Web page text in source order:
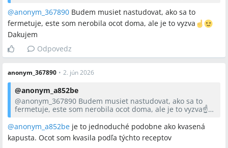
@anonym_367890 Budem musiet nastudovat, ako sa to
fermetuje, este som nerobila ocot doma, ale je to vyzva
Dakujem
Odpovedz
anonym_367890 • 2. jún 2026
@anonym_a852be
@anonym_367890 Budem musiet nastudovat, ako sa to
fermetuje, este som nerobila ocot doma, ale je to vyzva☝️🙂
@anonym_a852be je to jednoduché podobne ako kvasená
kapusta. Ocot som kvasila podľa týchto receptov